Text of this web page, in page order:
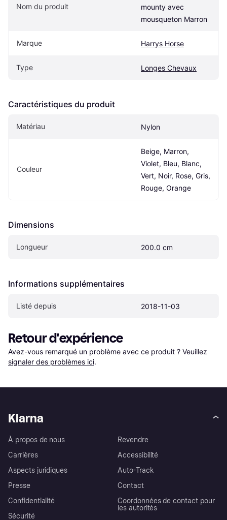
Nom du produit
mounty avec
mousqueton Marron
Marque Harrys Horse
Type Longes Chevaux
Caractéristiques du produit
Matériau Nylon
Couleur
Beige, Marron,
Violet, Bleu, Blanc,
Vert, Noir, Rose, Gris,
Rouge, Orange
Dimensions
Longueur 200.0 cm
Informations supplémentaires
Listé depuis 2018-11-03
Retour d'expérience
Avez-vous remarqué un problème avec ce produit ? Veuillez
signaler des problèmes ici.
Klarna
À propos de nous
Carrières
Aspects juridiques
Presse
Confidentialité
Sécurité
Revendre
Accessibilité
Auto-Track
Contact
Coordonnées de contact pour
les autorités